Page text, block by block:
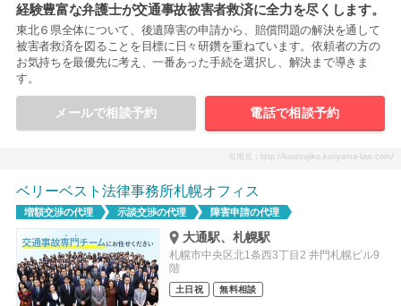
経験豊富な弁護士が交通事故被害者救済に全力を尽くします。
東北６県全体について、後遺障害の申請から、賠償問題の解決を通して
被害者救済を図ることを目標に日々研鑽を重ねています。依頼者の方の
お気持ちを最優先に考え、一番あった手続を選択し、解決まで導きま
す。
メールで相談予約 電話で相談予約
引用元：http://koutsujiko.koriyama-law.com/
ベリーベスト法律事務所札幌オフィス
増額交渉の代理 示談交渉の代理 障害申請の代理
大通駅、札幌駅
札幌市中央区北1条西3丁目2 井門札幌ビル9
階
土日祝 無料相談